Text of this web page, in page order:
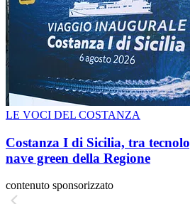
LE VOCI DEL COSTANZA
Costanza I di Sicilia, tra
nave green della Regione
contenuto sponsorizzato